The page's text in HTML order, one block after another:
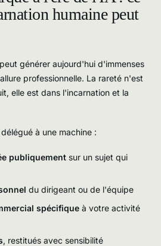
humaine peut
générer aujourd'hui d'immenses
professionnelle. La rareté n'est
elle est dans l'incarnation et la
à une machine :
publiquement sur un sujet qui
du dirigeant ou de l'équipe
spécifique à votre activité
, restitués avec sensibilité